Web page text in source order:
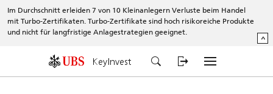
Im Durchschnitt erleiden 7 von 10 Kleinanlegern Verluste beim Handel
mit Turbo-Zertifikaten. Turbo-Zertifikate sind hoch risikoreiche Produkte
und nicht für langfristige Anlagestrategien geeignet.
^
KeyInvest